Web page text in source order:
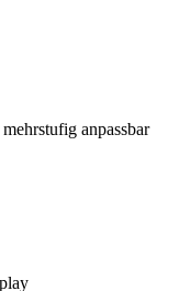
anpassbar